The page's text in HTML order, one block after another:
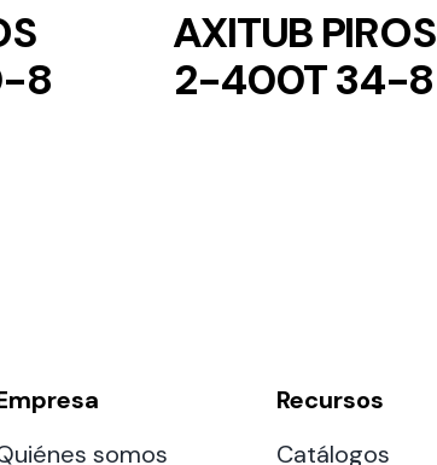
8
AXITUB PIROS
2-400T 34-8
somos
Recursos
Catálogos